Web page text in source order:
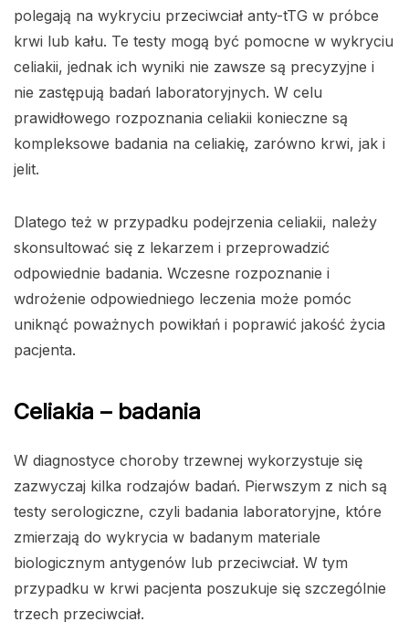
polegają na wykryciu przeciwciał anty-tTG w próbce
krwi lub kału. Te testy mogą być pomocne w wykryciu
celiakii, jednak ich wyniki nie zawsze są precyzyjne i
nie zastępują badań laboratoryjnych. W celu
prawidłowego rozpoznania celiakii konieczne są
kompleksowe badania na celiakię, zarówno krwi, jak i
jelit.
Dlatego też w przypadku podejrzenia celiakii, należy
skonsultować się z lekarzem i przeprowadzić
odpowiednie badania. Wczesne rozpoznanie i
wdrożenie odpowiedniego leczenia może pomóc
uniknąć poważnych powikłań i poprawić jakość życia
pacjenta.
Celiakia – badania
W diagnostyce choroby trzewnej wykorzystuje się
zazwyczaj kilka rodzajów badań. Pierwszym z nich są
testy serologiczne, czyli badania laboratoryjne, które
zmierzają do wykrycia w badanym materiale
biologicznym antygenów lub przeciwciał. W tym
przypadku w krwi pacjenta poszukuje się szczególnie
trzech przeciwciał.